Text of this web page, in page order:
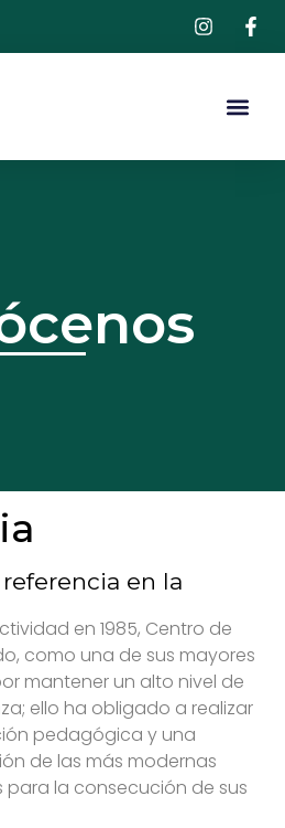
en la
en 1985, Centro de
como una de sus mayores
mantener un alto nivel de
ello ha obligado a realizar
pedagógica y una
de las más modernas
la consecución de sus